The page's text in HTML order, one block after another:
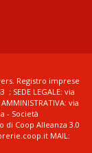
Registro imprese
; SEDE LEGALE: via
via
- Società
Coop Alleanza 3.0
MAIL: